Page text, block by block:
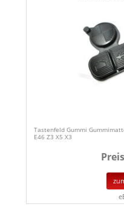
Tastenfeld Gummi
E46 Z3 X5 X3